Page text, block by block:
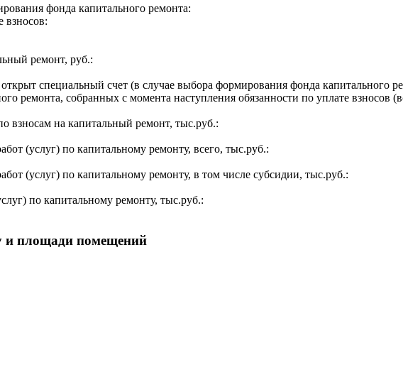
фонда капитального ремонта:
взносов:
ремонт, руб.:
специальный счет (в случае выбора формирования фонда капитального
ремонта, собранных с момента наступления обязанности по уплате взносов
взносам на капитальный ремонт, тыс.руб.:
(услуг) по капитальному ремонту, всего, тыс.руб.:
(услуг) по капитальному ремонту, в том числе субсидии, тыс.руб.:
по капитальному ремонту, тыс.руб.:
и площади помещений